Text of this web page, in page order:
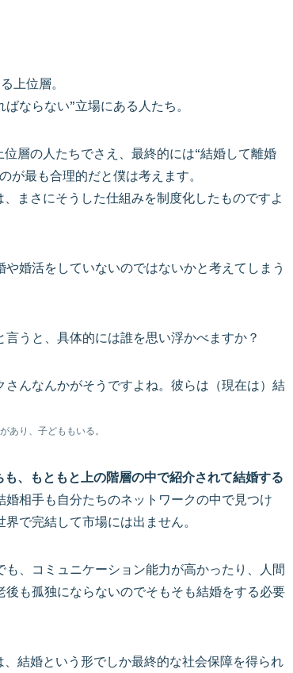
上位層。
ならない”立場にある人たち。
層の人たちでさえ、最終的には“結婚して離婚
が最も合理的だと僕は考えます。
まさにそうした仕組みを制度化したものですよ
婚活をしていないのではないかと考えてしまう
うと、具体的には誰を思い浮かべますか？
んなんかがそうですよね。彼らは（現在は）結
あり、子どももいる。
、もともと上の階層の中で紹介されて結婚する
相手も自分たちのネットワークの中で見つけ
で完結して市場には出ません。
、コミュニケーション能力が高かったり、人間
も孤独にならないのでそもそも結婚をする必要
結婚という形でしか最終的な社会保障を得られ